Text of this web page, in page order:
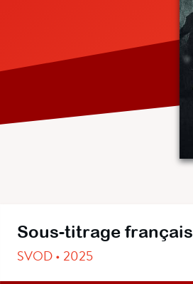
Sous-titrage français
SVOD • 2025